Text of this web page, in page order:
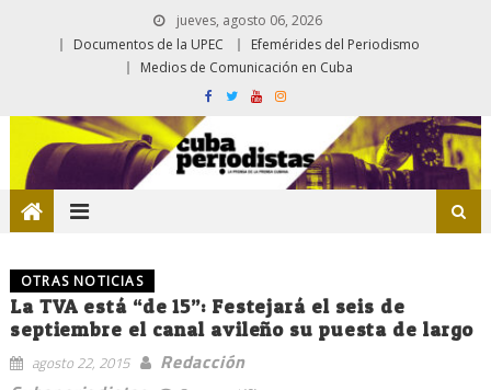
jueves, agosto 06, 2026
Documentos de la UPEC
Efemérides del Periodismo
Medios de Comunicación en Cuba
OTRAS NOTICIAS
La TVA está “de 15”: Festejará el seis de
septiembre el canal avileño su puesta de largo
agosto 22, 2015
Redacción